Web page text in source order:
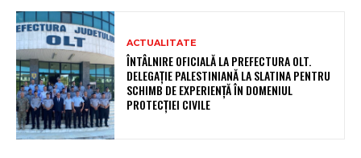
ACTUALITATE
ÎNTÂLNIRE OFICIALĂ LA PREFECTURA OLT.
DELEGAȚIE PALESTINIANĂ LA SLATINA PENTRU
SCHIMB DE EXPERIENȚĂ ÎN DOMENIUL
PROTECȚIEI CIVILE